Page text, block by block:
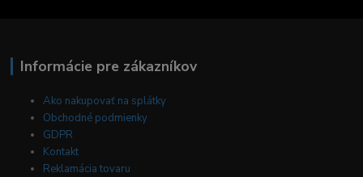
Informácie pre zákazníkov
Ako nakupovať na splátky
Obchodné podmienky
GDPR
Kontakt
Reklamácia tovaru